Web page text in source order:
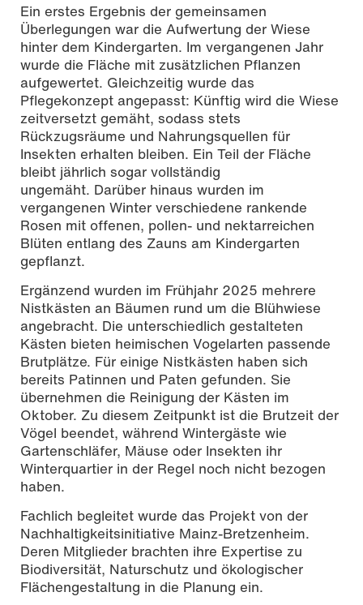
Ein erstes Ergebnis der gemeinsamen
Überlegungen war die Aufwertung der Wiese
hinter dem Kindergarten. Im vergangenen Jahr
wurde die Fläche mit zusätzlichen Pflanzen
aufgewertet. Gleichzeitig wurde das
Pflegekonzept angepasst: Künftig wird die Wiese
zeitversetzt gemäht, sodass stets
Rückzugsräume und Nahrungsquellen für
Insekten erhalten bleiben. Ein Teil der Fläche
bleibt jährlich sogar vollständig
ungemäht. Darüber hinaus wurden im
vergangenen Winter verschiedene rankende
Rosen mit offenen, pollen- und nektarreichen
Blüten entlang des Zauns am Kindergarten
gepflanzt.
Ergänzend wurden im Frühjahr 2025 mehrere
Nistkästen an Bäumen rund um die Blühwiese
angebracht. Die unterschiedlich gestalteten
Kästen bieten heimischen Vogelarten passende
Brutplätze. Für einige Nistkästen haben sich
bereits Patinnen und Paten gefunden. Sie
übernehmen die Reinigung der Kästen im
Oktober. Zu diesem Zeitpunkt ist die Brutzeit der
Vögel beendet, während Wintergäste wie
Gartenschläfer, Mäuse oder Insekten ihr
Winterquartier in der Regel noch nicht bezogen
haben.
Fachlich begleitet wurde das Projekt von der
Nachhaltigkeitsinitiative Mainz-Bretzenheim.
Deren Mitglieder brachten ihre Expertise zu
Biodiversität, Naturschutz und ökologischer
Flächengestaltung in die Planung ein.